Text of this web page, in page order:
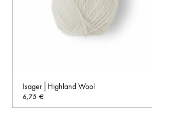
Isager│Highland Wool
6,75 €